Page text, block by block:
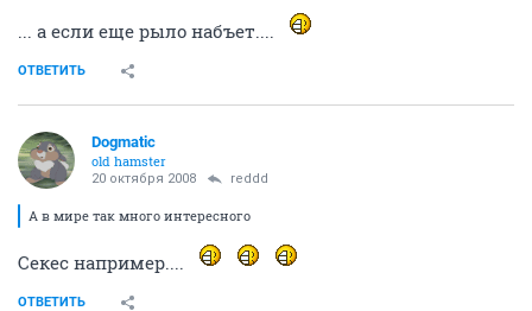
... а если еще рыло набъет....
ОТВЕТИТЬ
Dogmatic
old hamster
20 октября 2008 reddd
А в мире так много интересного
Секес например....
ОТВЕТИТЬ